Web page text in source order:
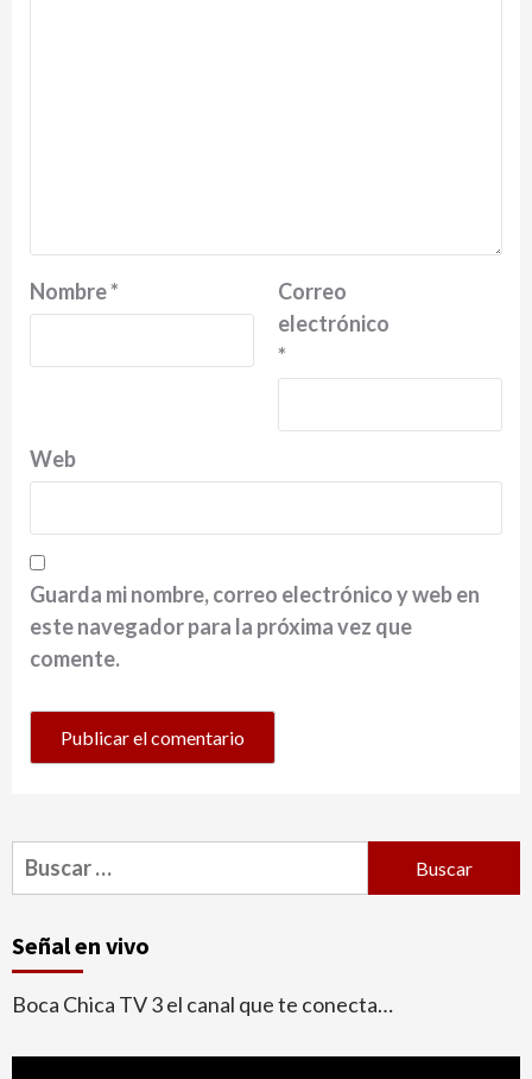
Nombre*
Correo
electrónico
*
Web
Guarda mi nombre, correo electrónico y web en
este navegador para la próxima vez que
comente.
Buscar:
Señal en vivo
Boca Chica TV 3 el canal que te conecta…